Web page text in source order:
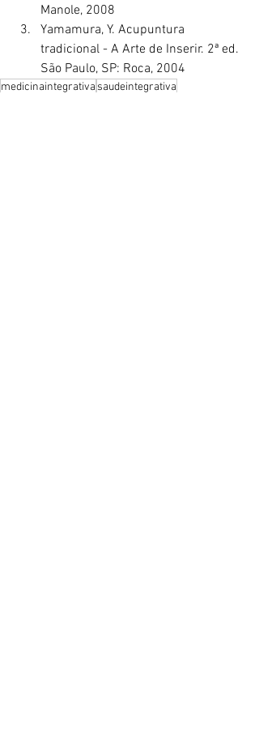
Manole, 2008
Yamamura, Y. Acupuntura
tradicional - A Arte de Inserir. 2ª ed.
São Paulo, SP: Roca, 2004
medicinaintegrativa saudeintegrativa